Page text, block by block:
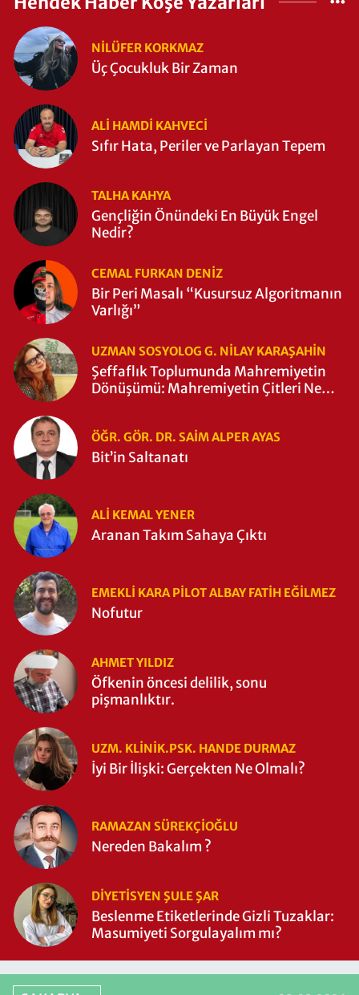
NILÜFER KORKMAZ
Üç Çocukluk Bir Zaman
ALI HAMDI KAHVECİ
Sıfır Hata, Periler ve Parlayan Tepem
TALHA KAHYA
Gençliğin Önündeki En Büyük Engel
Nedir?
CEMAL FURKAN DENİZ
Bir Peri Masalı “Kusursuz Algoritmanın
Varlığı”
UZMAN SOSYOLOG G. NILAY KARAŞAHİN
Şeffaflık Toplumunda Mahremiyetin
Dönüşümü: Mahremiyetin Çitleri Ne
ÖĞR. GÖR. DR. SAIM ALPER AYAS
Bit’in Saltanatı
ALI KEMAL YENER
Aranan Takım Sahaya Çıktı
EMEKLI KARA PILOT ALBAY FATIH EĞİLMEZ
Nofutur
AHMET YILDIZ
Öfkenin öncesi delilik, sonu
pişmanlıktır.
UZM. KLINIK.PSK. HANDE DURMAZ
İyi Bir İlişki: Gerçekten Ne Olmalı?
RAMAZAN SÜREKÇIOĞLU
Nereden Bakalım ?
DIYETISYEN ŞULE ŞAR
Beslenme Etiketlerinde Gizli Tuzaklar:
Masumiyeti Sorgulayalım mı?